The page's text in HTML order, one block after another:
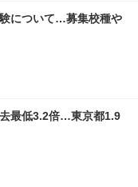
について…募集校種や
最低3.2倍…東京都1.9